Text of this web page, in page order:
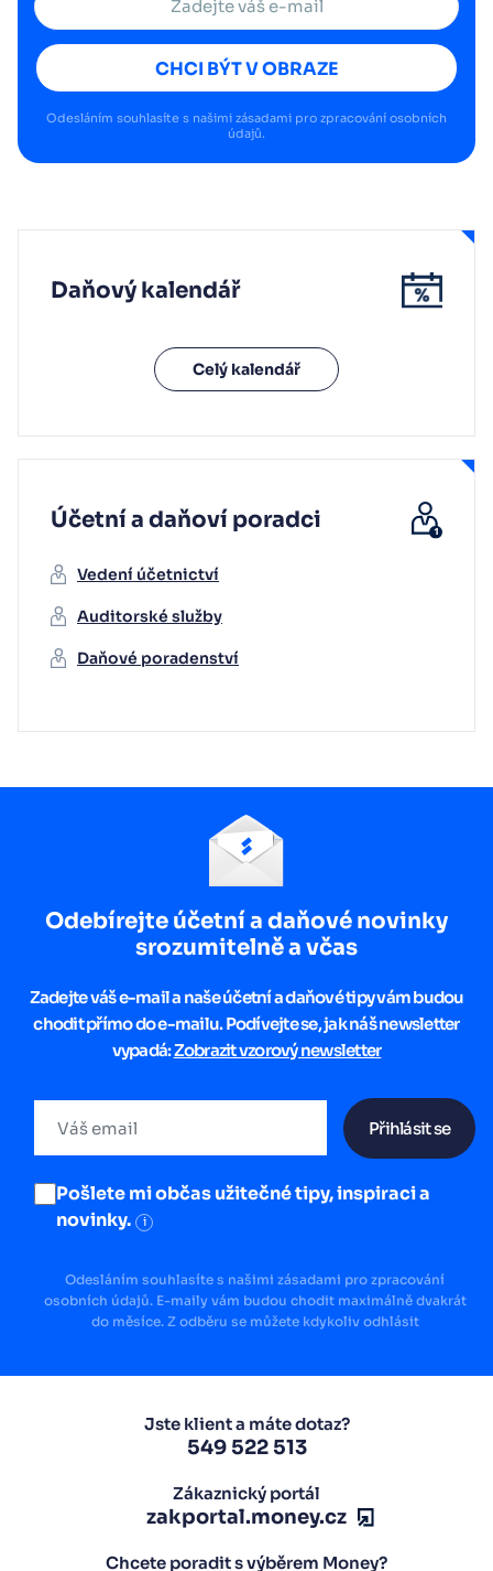
CHCI BÝT V OBRAZE
Odesláním souhlasíte s našimi zásadami pro zpracování osobních
údajů.
Daňový kalendář
Celý kalendář
Účetní a daňoví poradci
Vedení účetnictví
Auditorské služby
Daňové poradenství
Odebírejte účetní a daňové novinky
srozumitelně a včas
Zadejte váš e-mail a naše účetní a daňové tipy vám budou
chodit přímo do e-mailu. Podívejte se, jak náš newsletter
vypadá:Zobrazit vzorový newsletter
Přihlásit se
Pošlete mi občas užitečné tipy, inspiraci a
novinky.
i
Odesláním souhlasíte s našimi zásadami pro zpracování
osobních údajů. E-maily vám budou chodit maximálně dvakrát
do měsíce. Z odběru se můžete kdykoliv odhlásit
Jste klient a máte dotaz?
549 522 513
Zákaznický portál
zakportal.money.cz
Chcete poradit s výběrem Money?